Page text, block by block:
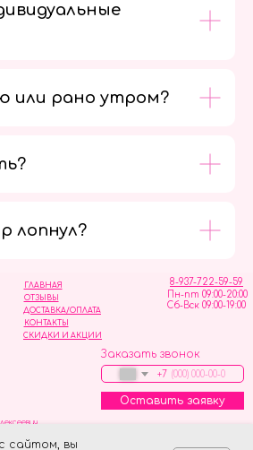
сайтом, вы
или рано утром?
лопнул?
ОТЗЫВЫ
ГЛАВНАЯ
ДОСТАВКА/ОПЛАТА
СКИДКИ И АКЦИИ
КОНТАКТЫ
8-937-722-59-59
Пн-пт 09:00-20:00
Сб-Вск 09:00-19:00
Заказать звонок
+7
Оставить заявку